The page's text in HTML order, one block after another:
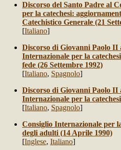
Discorso del Santo Padre al
per la catechesi:
Catechistico Generale (21
[Italiano]
Discorso di Giovanni Paolo II
Internazionale per la
fede (26 Settembre 1992)
[Italiano, Spagnolo]
Discorso di Giovanni Paolo
Internazionale per la
[Italiano, Spagnolo]
Consiglio Internazionale per
degli adulti (14 Aprile 1990)
[Inglese, Italiano]